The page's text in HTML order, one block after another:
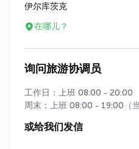
伊尔库茨克
在哪儿？
询问旅游协调员
工作日：上班 08:00 - 20:00
周末：上班 08:00 - 19:00（
或给我们发信